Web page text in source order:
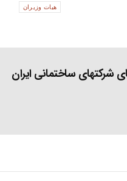
هیات وزیران
شرکتهای ساختمانی ایران